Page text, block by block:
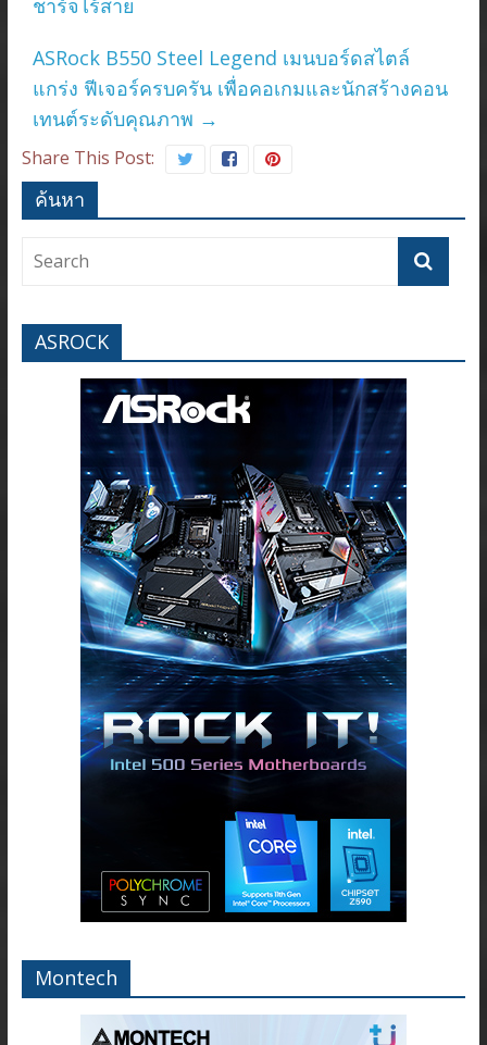
ชาร์จไร้สาย
ASRock B550 Steel Legend เมนบอร์ดสไตล์
แกร่ง ฟีเจอร์ครบครัน เพื่อคอเกมและนักสร้างคอน
เทนต์ระดับคุณภาพ →
Share This Post:
ค้นหา
ASROCK
Montech